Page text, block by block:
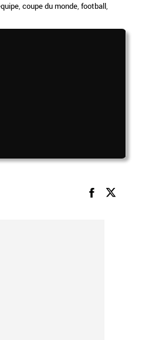
,coupe du monde,football,